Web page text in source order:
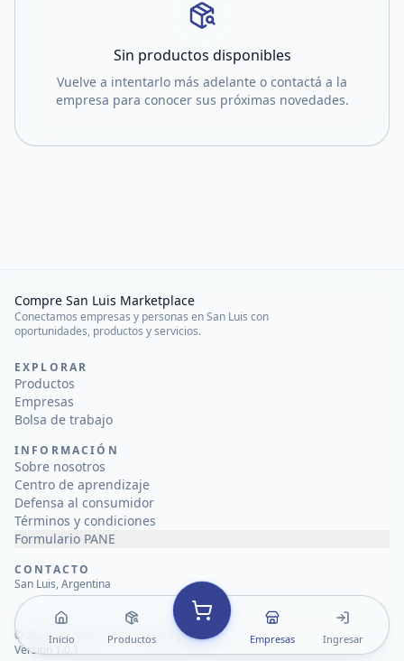
Sin productos disponibles
Vuelve a intentarlo más adelante o contactá a la
empresa para conocer sus próximas novedades.
Inicio Productos Empresas Ingresar
Compre San Luis Marketplace
Conectamos empresas y personas en San Luis con
oportunidades, productos y servicios.
EXPLORAR
Productos
Empresas
Bolsa de trabajo
INFORMACIÓN
Sobre nosotros
Centro de aprendizaje
Defensa al consumidor
Términos y condiciones
Formulario PANE
CONTACTO
San Luis, Argentina
© 2026Compre San Luis Marketplace
Versión 1.0.1